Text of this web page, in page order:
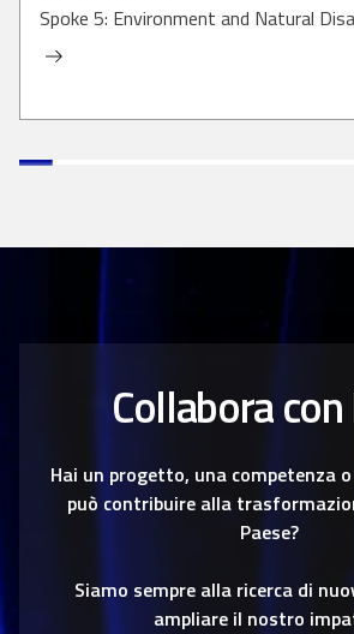
Spoke 5: Environment and Natural
Collabora con
Hai un progetto, una competenza
può contribuire alla
Paese?
Siamo sempre alla ricerca di
ampliare il nostro